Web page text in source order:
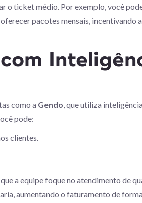
o ticket médio. Por exemplo, você
pacotes mensais, incentivando
como a Gendo, que utiliza
pode:
clientes.
a equipe foque no atendimento de
aumentando o faturamento de